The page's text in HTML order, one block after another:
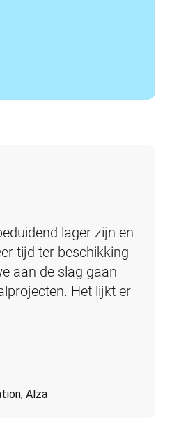
lager zijn en
tijd ter beschikking
aan de slag gaan
Het lijkt er
Alza